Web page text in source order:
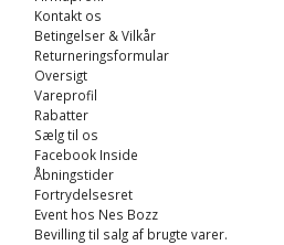
Kontakt os
Betingelser & Vilkår
Returneringsformular
Oversigt
Vareprofil
Rabatter
Sælg til os
Facebook Inside
Åbningstider
Fortrydelsesret
Event hos Nes Bozz
Bevilling til salg af brugte varer.